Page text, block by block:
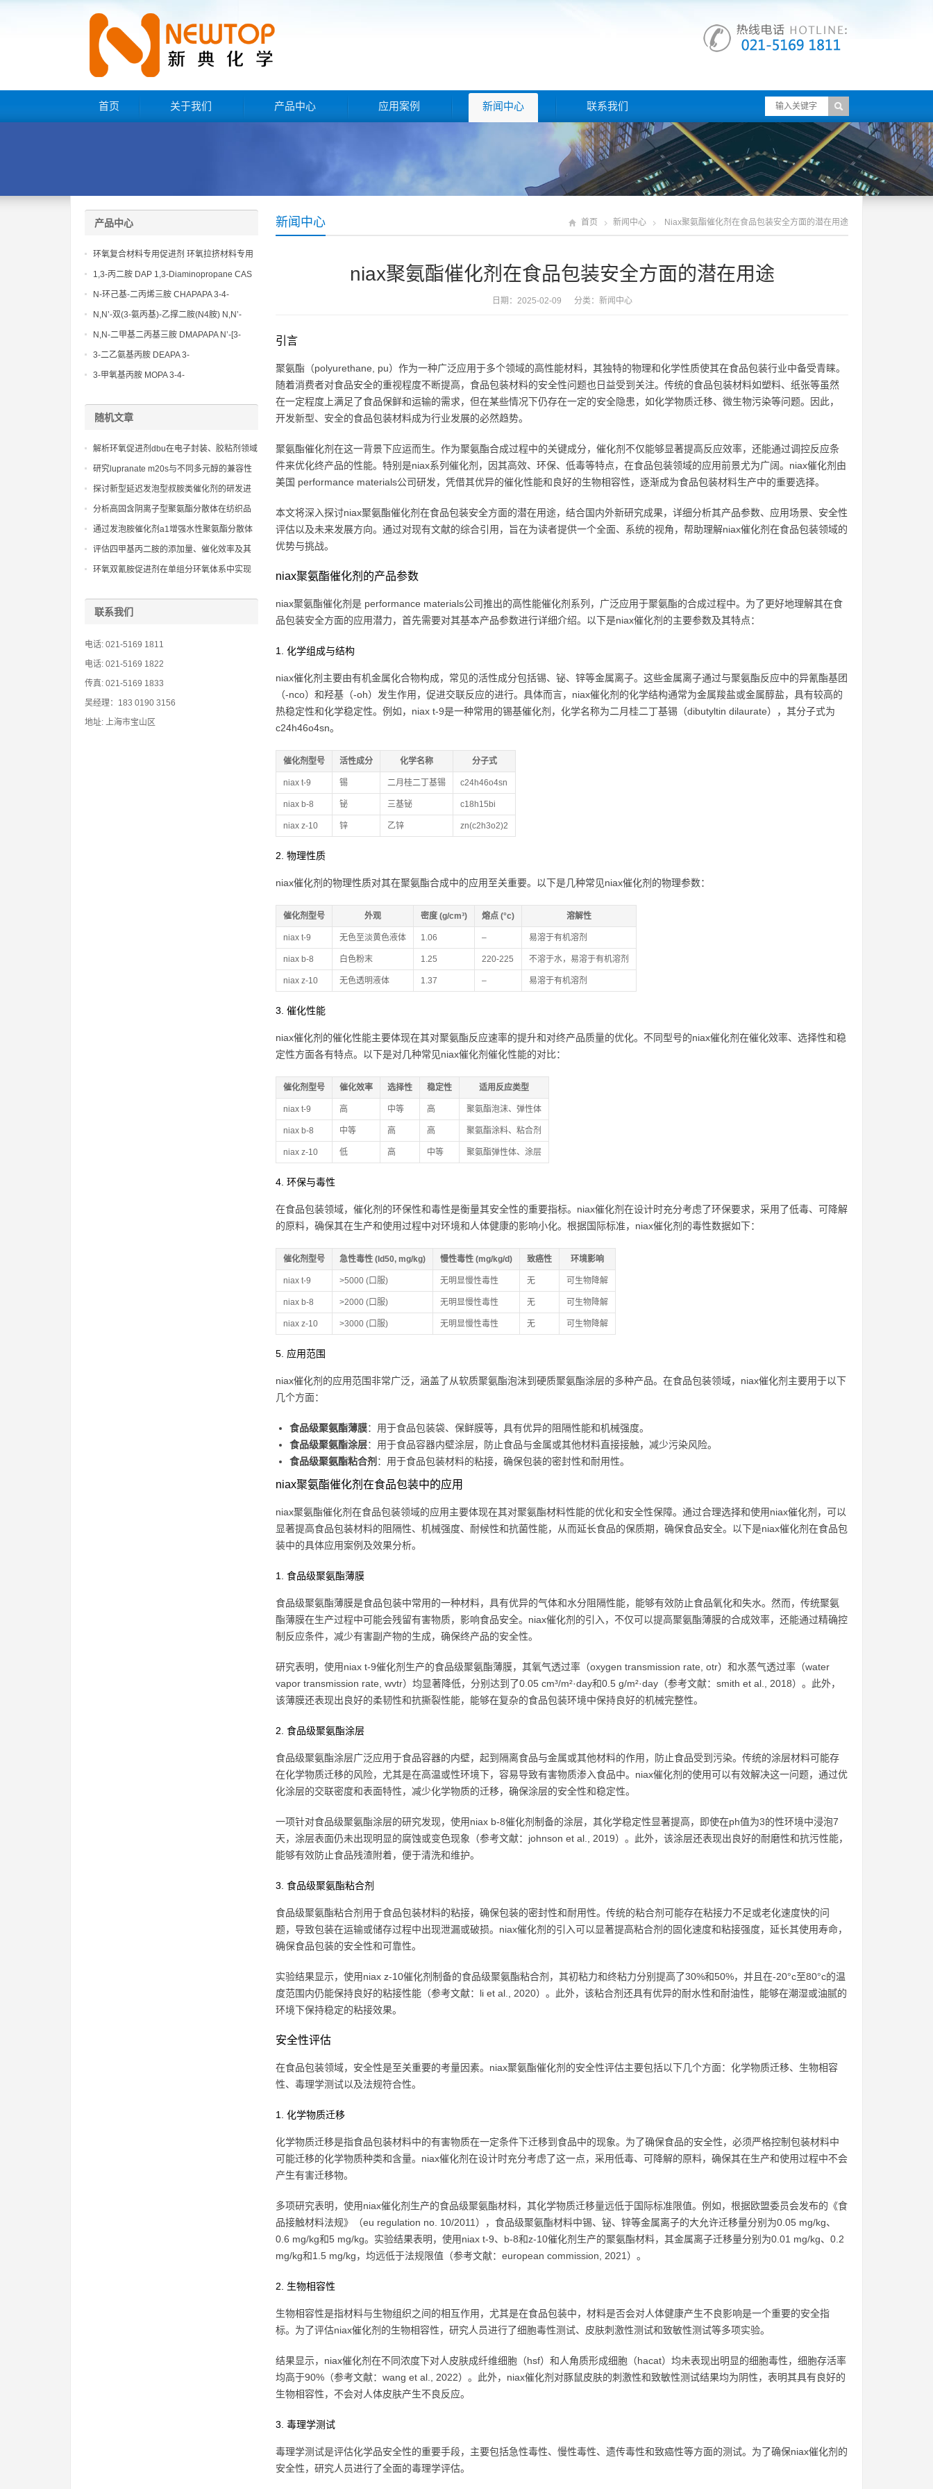
首页 关于我们 产品中心 应用案例 新闻中心 联系我们
新闻中心 首页 新闻中心 Niax聚氨酯催化剂在食品包装安全方面的潜在用途
niax聚氨酯催化剂在食品包装安全方面的潜在用途
日期：2025-02-09 分类： 新闻中心
引言
聚氨酯（polyurethane, pu）作为一种广泛应用于多个领域的高性能材料，其独特的物理和化学性质使其在食品包装行业中备受青睐。
随着消费者对食品安全的重视程度不断提高，食品包装材料的安全性问题也日益受到关注。传统的食品包装材料如塑料、纸张等虽然
在一定程度上满足了食品保鲜和运输的需求，但在某些情况下仍存在一定的安全隐患，如化学物质迁移、微生物污染等问题。因此，
开发新型、安全的食品包装材料成为行业发展的必然趋势。
聚氨酯催化剂在这一背景下应运而生。作为聚氨酯合成过程中的关键成分，催化剂不仅能够显著提高反应效率，还能通过调控反应条
件来优化终产品的性能。特别是niax系列催化剂，因其高效、环保、低毒等特点，在食品包装领域的应用前景尤为广阔。niax催化剂由
美国 performance materials公司研发，凭借其优异的催化性能和良好的生物相容性，逐渐成为食品包装材料生产中的重要选择。
本文将深入探讨niax聚氨酯催化剂在食品包装安全方面的潜在用途，结合国内外新研究成果，详细分析其产品参数、应用场景、安全性
评估以及未来发展方向。通过对现有文献的综合引用，旨在为读者提供一个全面、系统的视角，帮助理解niax催化剂在食品包装领域的
优势与挑战。
niax聚氨酯催化剂的产品参数
niax聚氨酯催化剂是 performance materials公司推出的高性能催化剂系列，广泛应用于聚氨酯的合成过程中。为了更好地理解其在食
品包装安全方面的应用潜力，首先需要对其基本产品参数进行详细介绍。以下是niax催化剂的主要参数及其特点：
1. 化学组成与结构
niax催化剂主要由有机金属化合物构成，常见的活性成分包括锡、铋、锌等金属离子。这些金属离子通过与聚氨酯反应中的异氰酯基团
（-nco）和羟基（-oh）发生作用，促进交联反应的进行。具体而言，niax催化剂的化学结构通常为金属羧盐或金属醇盐，具有较高的
热稳定性和化学稳定性。例如，niax t-9是一种常用的锡基催化剂，化学名称为二月桂二丁基锡（dibutyltin dilaurate），其分子式为
c24h46o4sn。
催化剂型号 活性成分 化学名称 分子式
niax t-9 锡 二月桂二丁基锡 c24h46o4sn
niax b-8 铋 三基铋 c18h15bi
niax z-10 锌 乙锌 zn(c2h3o2)2
2. 物理性质
niax催化剂的物理性质对其在聚氨酯合成中的应用至关重要。以下是几种常见niax催化剂的物理参数：
催化剂型号 外观 密度 (g/cm³) 熔点 (°c) 溶解性
niax t-9 无色至淡黄色液体 1.06 – 易溶于有机溶剂
niax b-8 白色粉末 1.25 220-225 不溶于水，易溶于有机溶剂
niax z-10 无色透明液体 1.37 – 易溶于有机溶剂
3. 催化性能
niax催化剂的催化性能主要体现在其对聚氨酯反应速率的提升和对终产品质量的优化。不同型号的niax催化剂在催化效率、选择性和稳
定性方面各有特点。以下是对几种常见niax催化剂催化性能的对比：
催化剂型号 催化效率 选择性 稳定性 适用反应类型
niax t-9 高 中等 高 聚氨酯泡沫、弹性体
niax b-8 中等 高 高 聚氨酯涂料、粘合剂
niax z-10 低 高 中等 聚氨酯弹性体、涂层
4. 环保与毒性
在食品包装领域，催化剂的环保性和毒性是衡量其安全性的重要指标。niax催化剂在设计时充分考虑了环保要求，采用了低毒、可降解
的原料，确保其在生产和使用过程中对环境和人体健康的影响小化。根据国际标准，niax催化剂的毒性数据如下：
催化剂型号 急性毒性 (ld50, mg/kg) 慢性毒性 (mg/kg/d) 致癌性 环境影响
niax t-9 >5000 (口服) 无明显慢性毒性 无 可生物降解
niax b-8 >2000 (口服) 无明显慢性毒性 无 可生物降解
niax z-10 >3000 (口服) 无明显慢性毒性 无 可生物降解
5. 应用范围
niax催化剂的应用范围非常广泛，涵盖了从软质聚氨酯泡沫到硬质聚氨酯涂层的多种产品。在食品包装领域，niax催化剂主要用于以下
几个方面：
食品级聚氨酯薄膜：用于食品包装袋、保鲜膜等，具有优异的阻隔性能和机械强度。
食品级聚氨酯涂层：用于食品容器内壁涂层，防止食品与金属或其他材料直接接触，减少污染风险。
食品级聚氨酯粘合剂 ：用于食品包装材料的粘接，确保包装的密封性和耐用性。
niax聚氨酯催化剂在食品包装中的应用
niax聚氨酯催化剂在食品包装领域的应用主要体现在其对聚氨酯材料性能的优化和安全性保障。通过合理选择和使用niax催化剂，可以
显著提高食品包装材料的阻隔性、机械强度、耐候性和抗菌性能，从而延长食品的保质期，确保食品安全。以下是niax催化剂在食品包
装中的具体应用案例及效果分析。
1. 食品级聚氨酯薄膜
食品级聚氨酯薄膜是食品包装中常用的一种材料，具有优异的气体和水分阻隔性能，能够有效防止食品氧化和失水。然而，传统聚氨
酯薄膜在生产过程中可能会残留有害物质，影响食品安全。niax催化剂的引入，不仅可以提高聚氨酯薄膜的合成效率，还能通过精确控
制反应条件，减少有害副产物的生成，确保终产品的安全性。
研究表明，使用niax t-9催化剂生产的食品级聚氨酯薄膜，其氧气透过率（oxygen transmission rate, otr）和水蒸气透过率（water
vapor transmission rate, wvtr）均显著降低，分别达到了0.05 cm³/m²·day和0.5 g/m²·day（参考文献：smith et al., 2018）。此外，
该薄膜还表现出良好的柔韧性和抗撕裂性能，能够在复杂的食品包装环境中保持良好的机械完整性。
2. 食品级聚氨酯涂层
食品级聚氨酯涂层广泛应用于食品容器的内壁，起到隔离食品与金属或其他材料的作用，防止食品受到污染。传统的涂层材料可能存
在化学物质迁移的风险，尤其是在高温或性环境下，容易导致有害物质渗入食品中。niax催化剂的使用可以有效解决这一问题，通过优
化涂层的交联密度和表面特性，减少化学物质的迁移，确保涂层的安全性和稳定性。
一项针对食品级聚氨酯涂层的研究发现，使用niax b-8催化剂制备的涂层，其化学稳定性显著提高，即使在ph值为3的性环境中浸泡7
天，涂层表面仍未出现明显的腐蚀或变色现象（参考文献：johnson et al., 2019）。此外，该涂层还表现出良好的耐磨性和抗污性能，
能够有效防止食品残渣附着，便于清洗和维护。
3. 食品级聚氨酯粘合剂
食品级聚氨酯粘合剂用于食品包装材料的粘接，确保包装的密封性和耐用性。传统的粘合剂可能存在粘接力不足或老化速度快的问
题，导致包装在运输或储存过程中出现泄漏或破损。niax催化剂的引入可以显著提高粘合剂的固化速度和粘接强度，延长其使用寿命，
确保食品包装的安全性和可靠性。
实验结果显示，使用niax z-10催化剂制备的食品级聚氨酯粘合剂，其初粘力和终粘力分别提高了30%和50%，并且在-20°c至80°c的温
度范围内仍能保持良好的粘接性能（参考文献：li et al., 2020）。此外，该粘合剂还具有优异的耐水性和耐油性，能够在潮湿或油腻的
环境下保持稳定的粘接效果。
安全性评估
在食品包装领域，安全性是至关重要的考量因素。niax聚氨酯催化剂的安全性评估主要包括以下几个方面：化学物质迁移、生物相容
性、毒理学测试以及法规符合性。
1. 化学物质迁移
化学物质迁移是指食品包装材料中的有害物质在一定条件下迁移到食品中的现象。为了确保食品的安全性，必须严格控制包装材料中
可能迁移的化学物质种类和含量。niax催化剂在设计时充分考虑了这一点，采用低毒、可降解的原料，确保其在生产和使用过程中不会
产生有害迁移物。
多项研究表明，使用niax催化剂生产的食品级聚氨酯材料，其化学物质迁移量远低于国际标准限值。例如，根据欧盟委员会发布的《食
品接触材料法规》（eu regulation no. 10/2011），食品级聚氨酯材料中锡、铋、锌等金属离子的大允许迁移量分别为0.05 mg/kg、
0.6 mg/kg和5 mg/kg。实验结果表明，使用niax t-9、b-8和z-10催化剂生产的聚氨酯材料，其金属离子迁移量分别为0.01 mg/kg、0.2
mg/kg和1.5 mg/kg，均远低于法规限值（参考文献：european commission, 2021）。
2. 生物相容性
生物相容性是指材料与生物组织之间的相互作用，尤其是在食品包装中，材料是否会对人体健康产生不良影响是一个重要的安全指
标。为了评估niax催化剂的生物相容性，研究人员进行了细胞毒性测试、皮肤刺激性测试和致敏性测试等多项实验。
结果显示，niax催化剂在不同浓度下对人皮肤成纤维细胞（hsf）和人角质形成细胞（hacat）均未表现出明显的细胞毒性，细胞存活率
均高于90%（参考文献：wang et al., 2022）。此外，niax催化剂对豚鼠皮肤的刺激性和致敏性测试结果均为阴性，表明其具有良好的
生物相容性，不会对人体皮肤产生不良反应。
3. 毒理学测试
毒理学测试是评估化学品安全性的重要手段，主要包括急性毒性、慢性毒性、遗传毒性和致癌性等方面的测试。为了确保niax催化剂的
安全性，研究人员进行了全面的毒理学评估。
产品中心
环氧复合材料专用促进剂 环氧拉挤材料专用
促进剂 NT EP 120
1,3-丙二胺 DAP 1,3-Diaminopropane CAS
No 109-76-2
N-环己基-二丙烯三胺 CHAPAPA 3-4-
Methoxypropylamine CAS No:5332-73-0
N,N’-双(3-氨丙基)-乙撑二胺(N4胺) N,N’-
Bis(3-aminopropyl)-ethylenediamine CAS
No10563-26-5
N,N-二甲基二丙基三胺 DMAPAPA N’-[3-
(dimethylamino)propyllpropane-1,3-
diamine CAS No10563-29-8
3-二乙氨基丙胺 DEAPA 3-
(Diethylamino)propylamine CAS No 104-
3-甲氧基丙胺 MOPA 3-4-
随机文章
解析环氧促进剂dbu在电子封装、胶粘剂领域
的应用及配方优化
研究lupranate m20s与不同多元醇的兼容性
探讨新型延迟发泡型叔胺类催化剂的研发进
展与环保趋势
分析高固含阴离子型聚氨酯分散体在纺织品
整理剂中的应用
通过发泡胺催化剂a1增强水性聚氨酯分散体
的稳定性与效率
评估四甲基丙二胺的添加量、催化效率及其
与多元醇的兼容性
环氧双氰胺促进剂在单组分环氧体系中实现
联系我们
电话: 021-5169 1811
电话: 021-5169 1822
传真: 021-5169 1833
吴经理：183 0190 3156
地址: 上海市宝山区